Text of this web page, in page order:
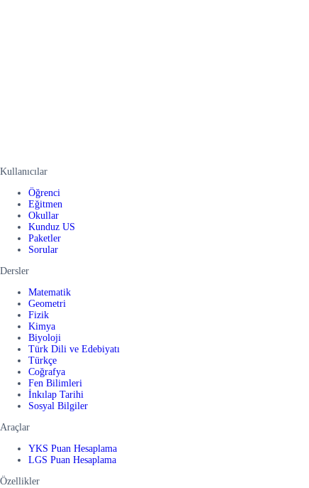
Kullanıcılar
Öğrenci
Eğitmen
Okullar
Kunduz US
Paketler
Sorular
Dersler
Matematik
Geometri
Fizik
Kimya
Biyoloji
Türk Dili ve Edebiyatı
Türkçe
Coğrafya
Fen Bilimleri
İnkılap Tarihi
Sosyal Bilgiler
Araçlar
YKS Puan Hesaplama
LGS Puan Hesaplama
Özellikler